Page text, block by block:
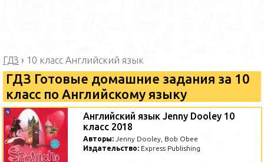
ГДЗ › 10 класс Английский язык
ГДЗ Готовые домашние задания за 10
класс по Английскому языку
Английский язык Jenny Dooley 10
класс 2018
Авторы: Jenny Dooley, Bob Obee
Издательство: Express Publishing